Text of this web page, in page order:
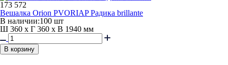
173 572
Вешалка Orion PVORIAP Радика brillante
В наличии:100 шт
Ш 360 x Г 360 x В 1940 мм
В корзину